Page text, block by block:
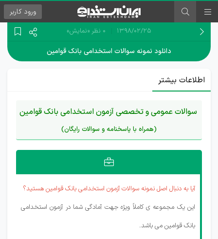
ورود کاربر
۱۳۹۸/۰۲/۲۵ 0 نظر «نمایش»
دانلود نمونه سوالات استخدامی بانک قوامین
اطلاعات بیشتر
سوالات عمومی و تخصصی آزمون استخدامی بانک قوامین
(همراه با پاسخنامه و سوالات رایگان)
آیا به دنبال اصل نمونه سوالات آزمون استخدامی بانک قوامین هستید؟
این یک مجموعه ی کاملاً ویژه جهت آمادگی شما در آزمون استخدامی
بانک قوامین می باشد.